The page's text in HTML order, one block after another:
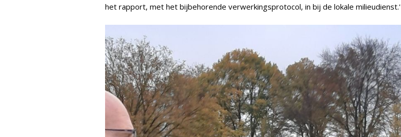
het rapport, met het bijbehorende verwerkingsprotocol, in bij de lokale milieudienst.'